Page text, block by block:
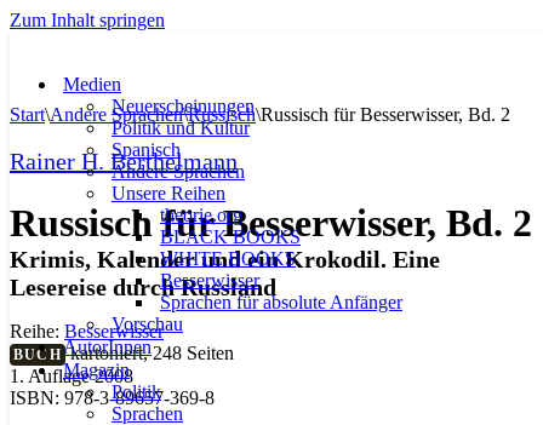
Zum Inhalt springen
Medien
Neuerscheinungen
Politik und Kultur
Spanisch
Andere Sprachen
Unsere Reihen
theorie.org
BLACK BOOKS
WHITE BOOKS
Besserwisser
Sprachen für absolute Anfänger
Vorschau
AutorInnen
Magazin
Politik
Sprachen
Start\Andere Sprachen\Russisch\Russisch für Besserwisser, Bd. 2
Rainer H. Berthelmann
Russisch für Besserwisser, Bd. 2
Krimis, Kalender und ein Krokodil. Eine
Lesereise durch Russland
Reihe: Besserwisser
BUCH kartoniert, 248 Seiten
1. Auflage 2008
ISBN: 978-3-89657-369-8